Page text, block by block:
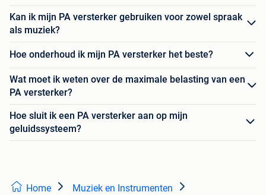
Kan ik mijn PA versterker gebruiken voor zowel spraak
als muziek?
Hoe onderhoud ik mijn PA versterker het beste?
Wat moet ik weten over de maximale belasting van een
PA versterker?
Hoe sluit ik een PA versterker aan op mijn
geluidssysteem?
Home Muziek en Instrumenten